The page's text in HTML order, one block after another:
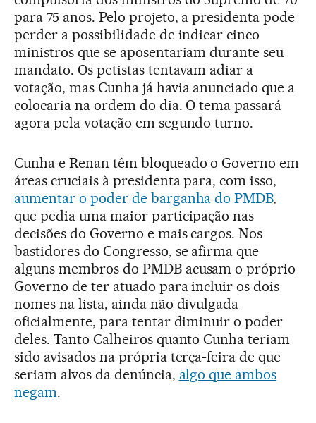
para 75 anos. Pelo projeto, a presidenta pode
perder a possibilidade de indicar cinco
ministros que se aposentariam durante seu
mandato. Os petistas tentavam adiar a
votação, mas Cunha já havia anunciado que a
colocaria na ordem do dia. O tema passará
agora pela votação em segundo turno.
Cunha e Renan têm bloqueado o Governo em
áreas cruciais à presidenta para, com isso,
aumentar o poder de barganha do PMDB,
que pedia uma maior participação nas
decisões do Governo e mais cargos. Nos
bastidores do Congresso, se afirma que
alguns membros do PMDB acusam o próprio
Governo de ter atuado para incluir os dois
nomes na lista, ainda não divulgada
oficialmente, para tentar diminuir o poder
deles. Tanto Calheiros quanto Cunha teriam
sido avisados na própria terça-feira de que
seriam alvos da denúncia, algo que ambos
negam.